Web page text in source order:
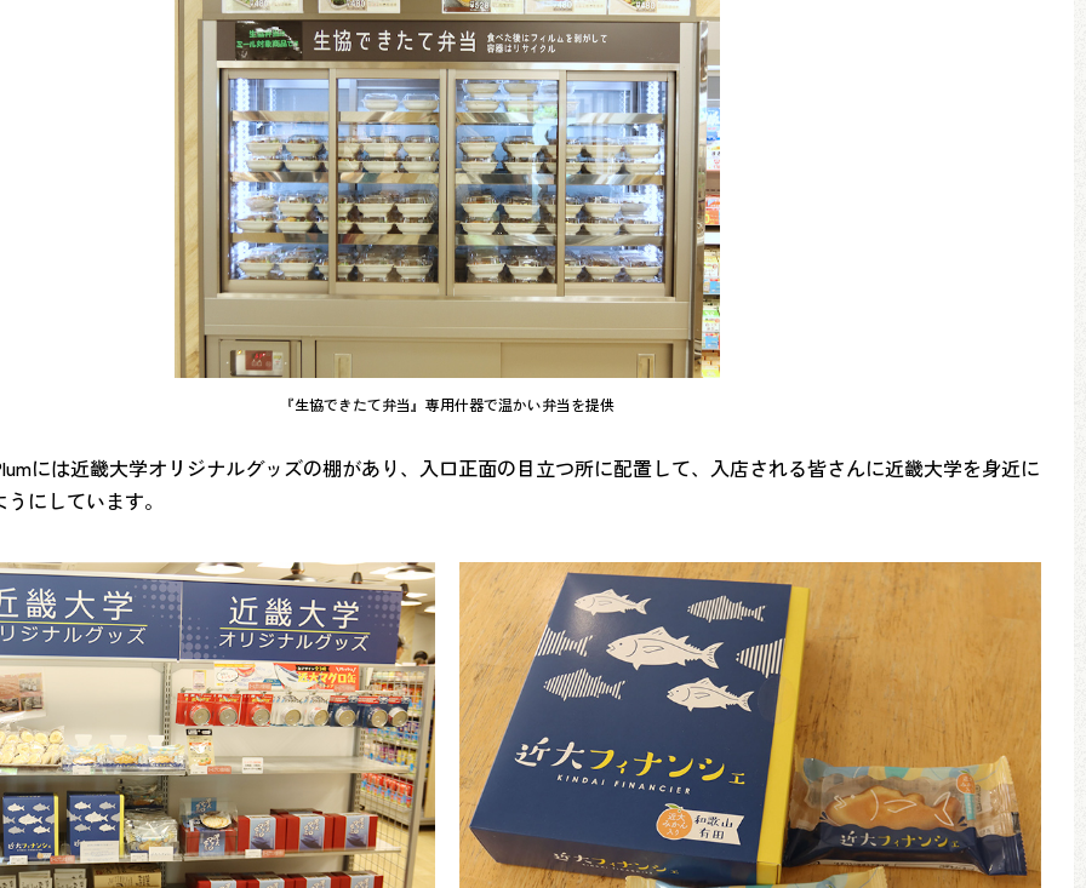
『生協できたて弁当』専用什器で温かい弁当を提供
には近畿大学オリジナルグッズの棚があり、入口正面の目立つ所に配置して、入店される皆さんに近畿大学を身近に
にしています。